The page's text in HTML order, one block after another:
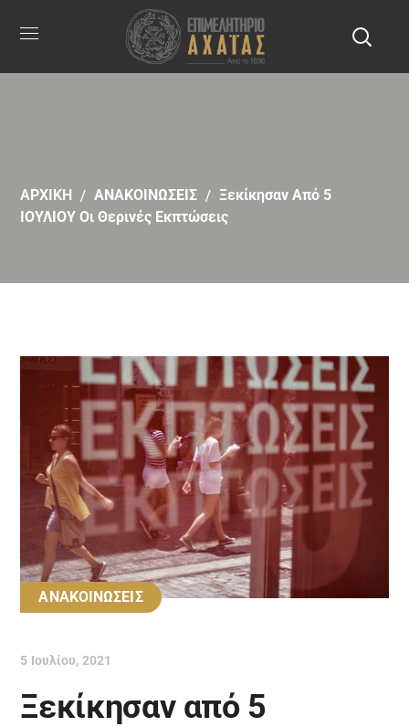
ΑΡΧΙΚΗ ΑΝΑΚΟΙΝΩΣΕΙΣ
Ξεκίκησαν Από 5
ΙΟΥΛΙΟΥ Οι Θερινές Εκπτώσεις
ΑΝΑΚΟΙΝΩΣΕΙΣ
5 Ιουλίου, 2021
Ξεκίκησαν από 5